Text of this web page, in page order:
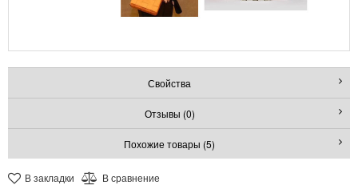
Свойства
Отзывы (0)
Похожие товары (5)
В закладки В сравнение